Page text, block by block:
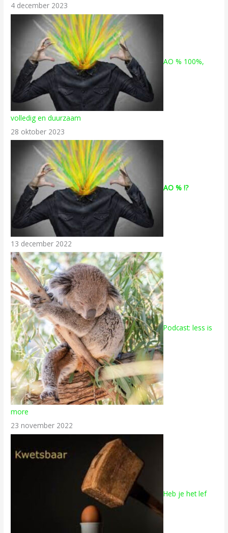
4 december 2023
AO % 100%,
volledig en duurzaam
28 oktober 2023
AO % !?
13 december 2022
Podcast: less is
more
23 november 2022
Heb je het lef